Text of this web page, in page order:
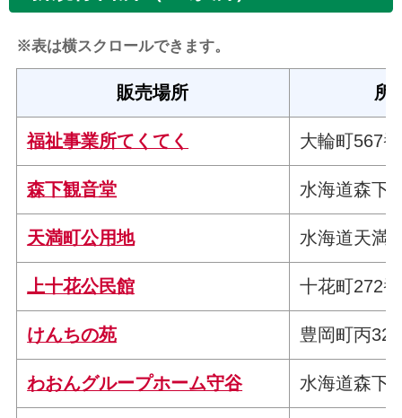
※表は横スクロールできます。
販売場所 所
福祉事業所てくてく 大輪町567
森下観音堂 水海道森下
天満町公用地 水海道天満
上十花公民館 十花町272
けんちの苑 豊岡町丙
わおんグループホーム守谷 水海道森下